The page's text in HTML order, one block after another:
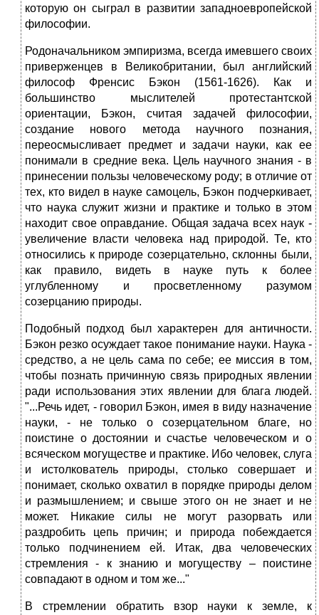
которую он сыграл в развитии западноевропейской
философии.
Родоначальником эмпиризма, всегда имевшего своих
приверженцев в Великобритании, был английский
философ Френсис Бэкон (1561-1626). Как и
большинство мыслителей протестантской
ориентации, Бэкон, считая задачей философии,
создание нового метода научного познания,
переосмысливает предмет и задачи науки, как ее
понимали в средние века. Цель научного знания - в
принесении пользы человеческому роду; в отличие от
тех, кто видел в науке самоцель, Бэкон подчеркивает,
что наука служит жизни и практике и только в этом
находит свое оправдание. Общая задача всех наук -
увеличение власти человека над природой. Те, кто
относились к природе созерцательно, склонны были,
как правило, видеть в науке путь к более
углубленному и просветленному разумом
созерцанию природы.
Подобный подход был характерен для античности.
Бэкон резко осуждает такое понимание науки. Наука -
средство, а не цель сама по себе; ее миссия в том,
чтобы познать причинную связь природных явлении
ради использования этих явлении для блага людей.
"...Речь идет, - говорил Бэкон, имея в виду назначение
науки, - не только о созерцательном благе, но
поистине о достоянии и счастье человеческом и о
всяческом могуществе и практике. Ибо человек, слуга
и истолкователь природы, столько совершает и
понимает, сколько охватил в порядке природы делом
и размышлением; и свыше этого он не знает и не
может. Никакие силы не могут разорвать или
раздробить цепь причин; и природа побеждается
только подчинением ей. Итак, два человеческих
стремления - к знанию и могуществу – поистине
совпадают в одном и том же..."
В стремлении обратить взор науки к земле, к